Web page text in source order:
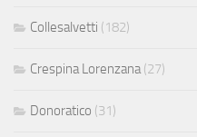
Collesalvetti (182)
Crespina Lorenzana (27)
Donoratico (31)